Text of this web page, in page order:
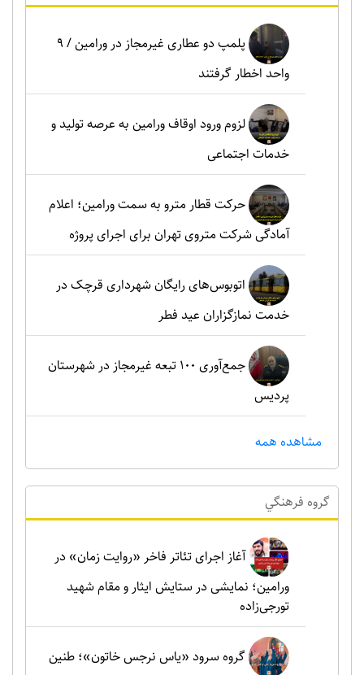
پلمپ دو عطاری غیرمجاز در ورامین / ۹
واحد اخطار گرفتند
لزوم ورود اوقاف ورامین به عرصه تولید و
خدمات اجتماعی
حرکت قطار مترو به سمت ورامین؛ اعلام
آمادگی شرکت متروی تهران برای اجرای پروژه
اتوبوس‌های رایگان شهرداری قرچک در
خدمت نمازگزاران عید فطر
جمع‌آوری ۱۰۰ تبعه غیرمجاز در شهرستان
پردیس
مشاهده همه
گروه فرهنگي
آغاز اجرای تئاتر فاخر «روایت زمان» در
ورامین؛ نمایشی در ستایش ایثار و مقام شهید
تورجی‌زاده
گروه سرود «یاس نرجس خاتون»؛ طنین